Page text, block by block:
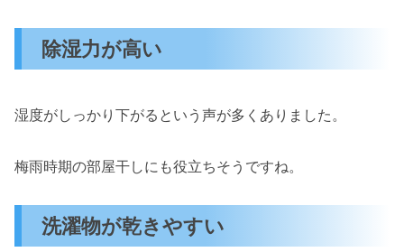
除湿力が高い
湿度がしっかり下がるという声が多くありました。
梅雨時期の部屋干しにも役立ちそうですね。
洗濯物が乾きやすい